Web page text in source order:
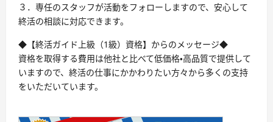
３．専任のスタッフが活動をフォローしますので、安心して
終活の相談に対応できます。
◆【終活ガイド上級（1級）資格】からのメッセージ◆
資格を取得する費用は他社と比べて低価格・高品質で提供して
いますので、終活の仕事にかかわりたい方々から多くの支持
をいただいています。